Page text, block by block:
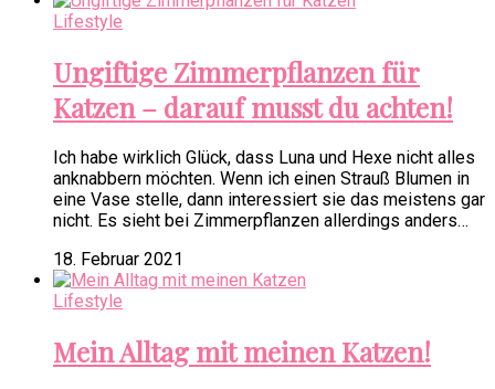
Lifestyle
Ungiftige Zimmerpflanzen für
Katzen – darauf musst du achten!
Ich habe wirklich Glück, dass Luna und Hexe nicht alles
anknabbern möchten. Wenn ich einen Strauß Blumen in
eine Vase stelle, dann interessiert sie das meistens gar
nicht. Es sieht bei Zimmerpflanzen allerdings anders…
18. Februar 2021
Lifestyle
Mein Alltag mit meinen Katzen!